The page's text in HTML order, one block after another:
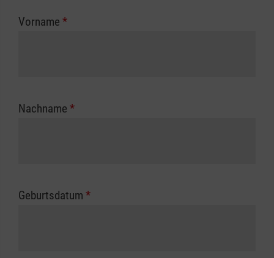
zuständigen Berufsgenossenschaft oder
Vorname *
Nachname *
Geburtsdatum *